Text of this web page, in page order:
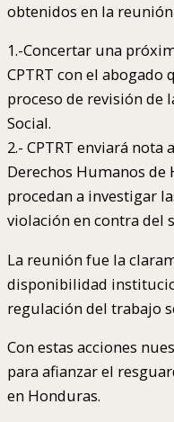
obtenidos en la reunión
1.-Concertar una
CPTRT con el abogado
proceso de revisión de
Social.
2.- CPTRT enviará
Derechos Humanos de
procedan a investigar
violación en contra del
La reunión fue la
disponibilidad
regulación del trabajo
Con estas acciones
para afianzar el
en Honduras.